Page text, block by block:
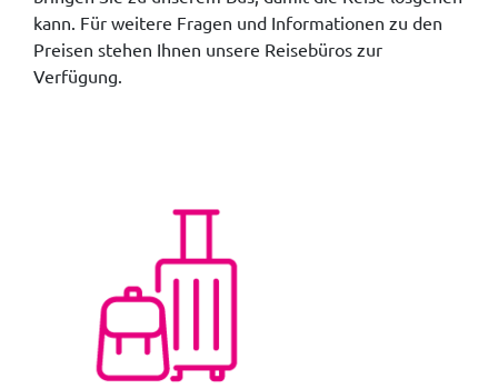
kann. Für weitere Fragen und Informationen zu den
Preisen stehen Ihnen unsere Reisebüros zur
Verfügung.